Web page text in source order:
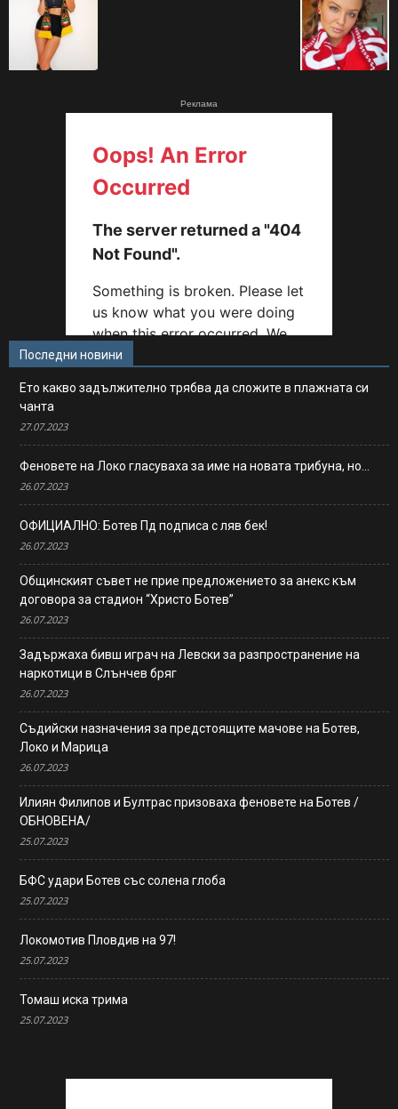
Реклама
Последни новини
Ето какво задължително трябва да сложите в плажната си
чанта
27.07.2023
Феновете на Локо гласуваха за име на новата трибуна, но…
26.07.2023
ОФИЦИАЛНО: Ботев Пд подписа с ляв бек!
26.07.2023
Общинският съвет не прие предложението за анекс към
договора за стадион “Христо Ботев”
26.07.2023
Задържаха бивш играч на Левски за разпространение на
наркотици в Слънчев бряг
26.07.2023
Съдийски назначения за предстоящите мачове на Ботев,
Локо и Марица
26.07.2023
Илиян Филипов и Бултрас призоваха феновете на Ботев /
ОБНОВЕНА/
25.07.2023
БФС удари Ботев със солена глоба
25.07.2023
Локомотив Пловдив на 97!
25.07.2023
Томаш иска трима
25.07.2023